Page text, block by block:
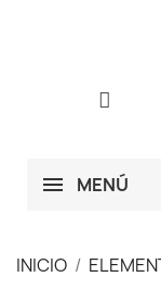
MENÚ
INICIO